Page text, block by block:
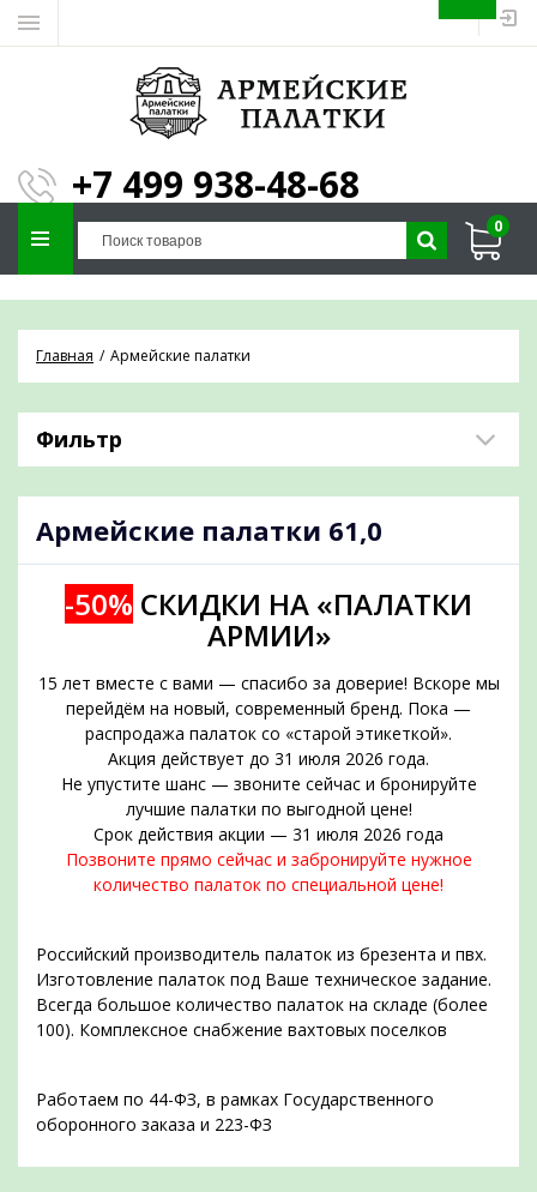
+7 499 938-48-68
0
Главная Армейские палатки
Фильтр
Армейские палатки 61,0
-50% СКИДКИ НА «ПАЛАТКИ
АРМИИ»
15 лет вместе с вами — спасибо за доверие! Вскоре мы
перейдём на новый, современный бренд. Пока —
распродажа палаток со «старой этикеткой».
Акция действует до 31 июля 2026 года.
Не упустите шанс — звоните сейчас и бронируйте
лучшие палатки по выгодной цене!
Срок действия акции — 31 июля 2026 года
Позвоните прямо сейчас и забронируйте нужное
количество палаток по специальной цене!
Российский производитель палаток из брезента и пвх.
Изготовление палаток под Ваше техническое задание.
Всегда большое количество палаток на складе (более
100). Комплексное снабжение вахтовых поселков
Работаем по 44-ФЗ, в рамках Государственного
оборонного заказа и 223-ФЗ
ЗАПОЛНИТЕ ФОРМУ И
МЫ ПОДБЕРЕМ
ПАЛАТКУ ПОД ВАШИ
ПАРАМЕТРЫ!
Отправим предложение на почту и
проконсультируем по любым вопросам
подобрать